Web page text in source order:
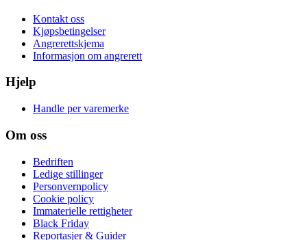
Kontakt oss
Kjøpsbetingelser
Angrerettskjema
Informasjon om angrerett
Hjelp
Handle per varemerke
Om oss
Bedriften
Ledige stillinger
Personvernpolicy
Cookie policy
Immaterielle rettigheter
Black Friday
Reportasjer & Guider